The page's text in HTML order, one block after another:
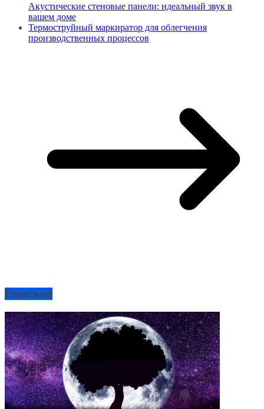
Акустические стеновые панели: идеальный звук в
вашем доме
Термоструйный маркиратор для облегчения
производственных процессов
Гороскоп